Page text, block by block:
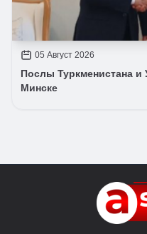
05 Август 2026
Послы Туркменистана и
Минске